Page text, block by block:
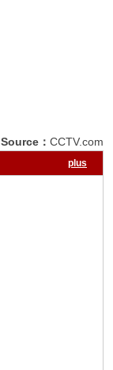
Source： CCTV.com
plus